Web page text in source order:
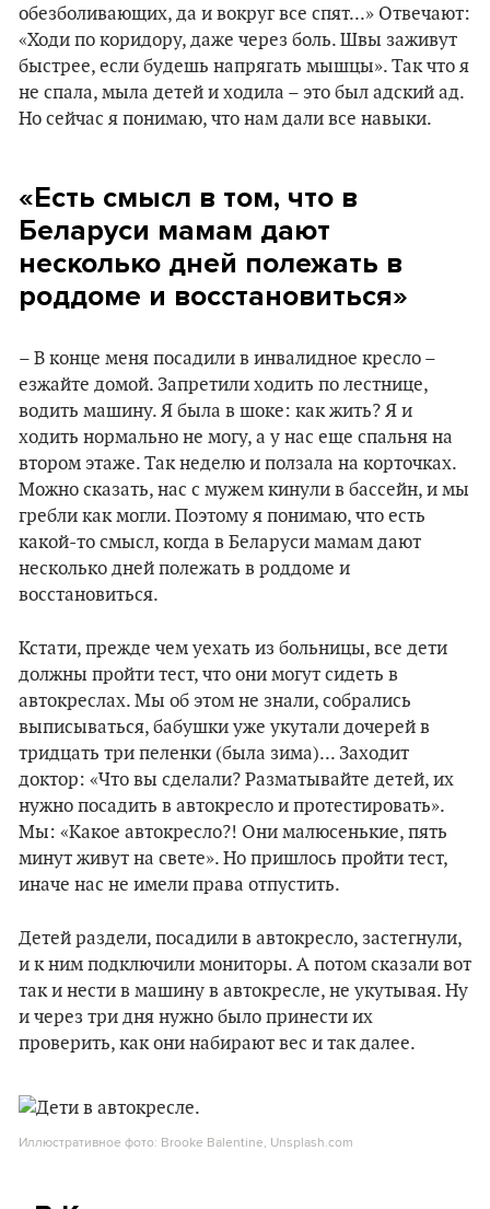
обезболивающих, да и вокруг все спят...» Отвечают:
«Ходи по коридору, даже через боль. Швы заживут
быстрее, если будешь напрягать мышцы». Так что я
не спала, мыла детей и ходила – это был адский ад.
Но сейчас я понимаю, что нам дали все навыки.
«Есть смысл в том, что в
Беларуси мамам дают
несколько дней полежать в
роддоме и восстановиться»
– В конце меня посадили в инвалидное кресло –
езжайте домой. Запретили ходить по лестнице,
водить машину. Я была в шоке: как жить? Я и
ходить нормально не могу, а у нас еще спальня на
втором этаже. Так неделю и ползала на корточках.
Можно сказать, нас с мужем кинули в бассейн, и мы
гребли как могли. Поэтому я понимаю, что есть
какой-то смысл, когда в Беларуси мамам дают
несколько дней полежать в роддоме и
восстановиться.
Кстати, прежде чем уехать из больницы, все дети
должны пройти тест, что они могут сидеть в
автокреслах. Мы об этом не знали, собрались
выписываться, бабушки уже укутали дочерей в
тридцать три пеленки (была зима)... Заходит
доктор: «Что вы сделали? Разматывайте детей, их
нужно посадить в автокресло и протестировать».
Мы: «Какое автокресло?! Они малюсенькие, пять
минут живут на свете». Но пришлось пройти тест,
иначе нас не имели права отпустить.
Детей раздели, посадили в автокресло, застегнули,
и к ним подключили мониторы. А потом сказали вот
так и нести в машину в автокресле, не укутывая. Ну
и через три дня нужно было принести их
проверить, как они набирают вес и так далее.
Иллюстративное фото: Brooke Balentine, Unsplash.com